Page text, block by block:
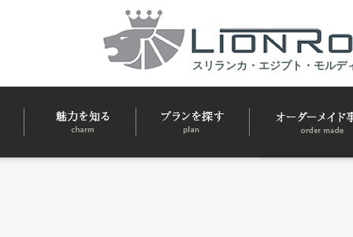
スリランカ・エジプト・モル